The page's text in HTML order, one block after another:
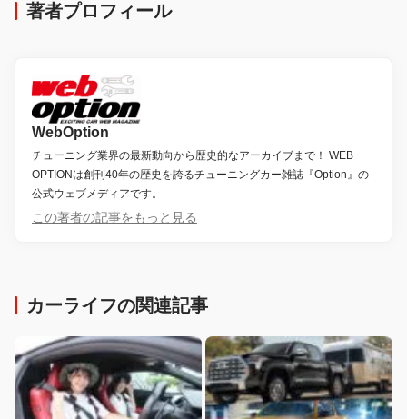
著者プロフィール
WebOption
チューニング業界の最新動向から歴史的なアーカイブまで！ WEB
OPTIONは創刊40年の歴史を誇るチューニングカー雑誌『Option』の
公式ウェブメディアです。
この著者の記事をもっと見る
カーライフの関連記事